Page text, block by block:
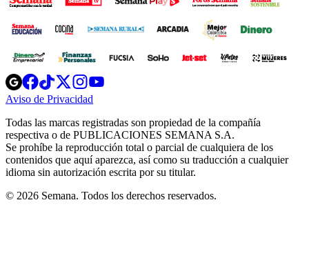
Opens
in
new
Opens
in
new
Opens
in
new
window
Opens
new
windowwindow
Aviso de Privacidad
new
window
Todas las marcas registradas son propiedad de la compañía
respectiva o de PUBLICACIONES SEMANA S.A.
Se prohíbe la reproducción total o parcial de cualquiera de los
contenidos que aquí aparezca, así como su traducción a cualquier
idioma sin autorización escrita por su titular.
© 2026 Semana. Todos los derechos reservados.